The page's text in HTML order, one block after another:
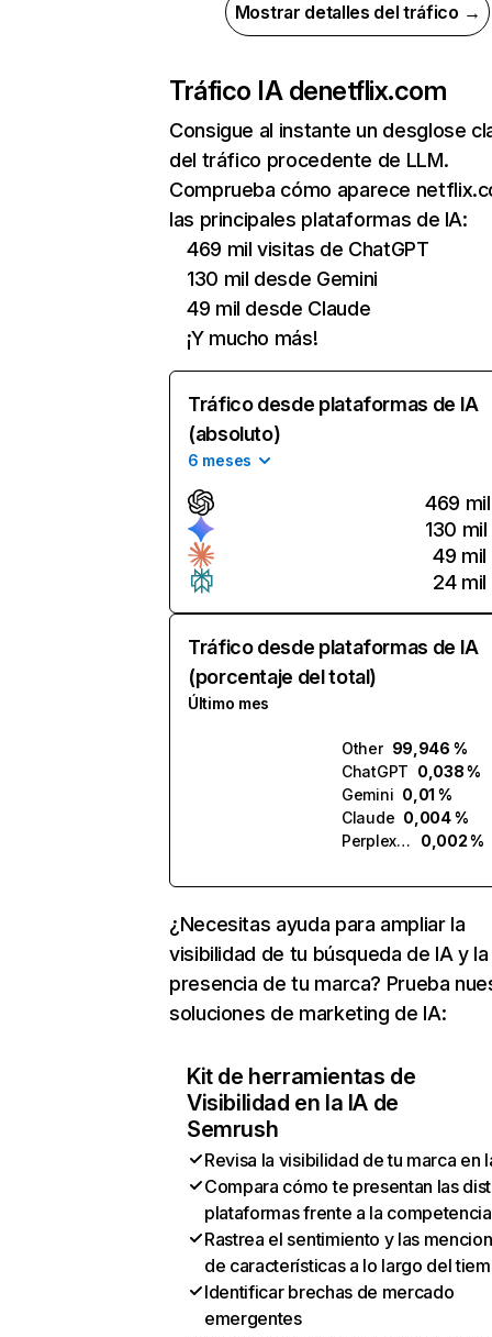
Mostrar detalles del tráfico →
Tráfico IA denetflix.com
Consigue al instante un desglose
del tráfico procedente de LLM.
Comprueba cómo aparece
las principales plataformas de IA:
469 mil visitas de ChatGPT
130 mil desde Gemini
49 mil desde Claude
¡Y mucho más!
Tráfico desde plataformas de IA
(absoluto)
6 meses
469 mil
130 mil
49 mil
24 mil
Tráfico desde plataformas de IA
(porcentaje del total)
Último mes
Other 99,946 %
ChatGPT 0,038 %
Gemini 0,01 %
Claude 0,004 %
Perplexity
0,002 %
¿Necesitas ayuda para ampliar la
visibilidad de tu búsqueda de IA y la
presencia de tu marca? Prueba
soluciones de marketing de IA:
Kit de herramientas de
Visibilidad en la IA de
Semrush
Revisa la visibilidad de tu marca en
Compara cómo te presentan las
plataformas frente a la competencia
Rastrea el sentimiento y las
de características a lo largo del
Identificar brechas de mercado
emergentes